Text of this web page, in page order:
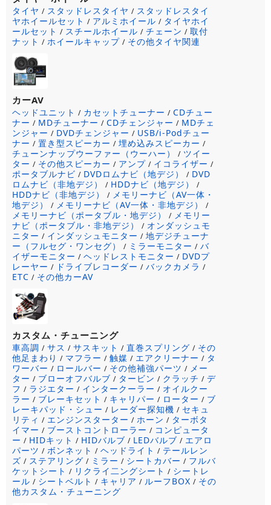
タイヤ / スタッドレスタイヤ / スタッドレスタイ
ヤホイールセット / アルミホイール / タイヤホイ
ールセット / スチールホイール / チェーン / 取付
ナット / ホイールキャップ / その他タイヤ関連
カーAV
ヘッドユニット / カセットチューナー / CDチュー
ナー / MDチューナー / CDチェンジャー / MDチェ
ンジャー / DVDチェンジャー / USB/i-Podチュー
ナー / 置き型スピーカー / 埋め込みスピーカー /
チューンナップウーファー（ウーハー） / ツイー
ター / その他スピーカー / アンプ / イコライザー /
ポータブルナビ / DVDロムナビ（地デジ） / DVD
ロムナビ（非地デジ）
/ HDDナビ（地デジ） /
HDDナビ（非地デジ） / メモリーナビ（AV一体・
地デジ）
/ メモリーナビ（AV一体・非地デジ） /
メモリーナビ（ポータブル・地デジ） / メモリー
ナビ（ポータブル・非地デジ）
/ オンダッシュモ
ニター / インダッシュモニター / 地デジチューナ
ー（フルセグ・ワンセグ）
/ ミラーモニター / バ
イザーモニター / ヘッドレストモニター / DVDプ
レーヤー / ドライブレコーダー / バックカメラ /
ETC / その他カーAV
カスタム・チューニング
車高調 / サス / サスキット / 直巻スプリング / その
他足まわり / マフラー / 触媒 / エアクリーナー / タ
ワーバー / ロールバー / その他補強パーツ / メー
ター / ブローオフバルブ / タービン / クラッチ / デ
フ / ラジエター / インタークーラー / オイルクー
ラー / ブレーキセット / キャリパー / ローター / ブ
レーキパッド・シュー / レーダー探知機 / セキュ
リティ / エンジンスターター / ホーン / ターボタ
イマー / ブーストコントローラー / コンピュータ
ー / HIDキット / HIDバルブ / LEDバルブ / エアロ
パーツ / ボンネット / ヘッドライト / テールレン
ズ / ステアリング / ミラー / シートカバー / フルバ
ケットシート / リクライ二ングシート / シートレ
ール / シートベルト / キャリア / ルーフBOX / その
他カスタム・チューニング